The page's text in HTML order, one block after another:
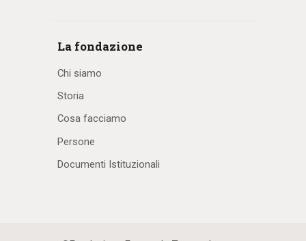
La fondazione
Chi siamo
Storia
Cosa facciamo
Persone
Documenti Istituzionali